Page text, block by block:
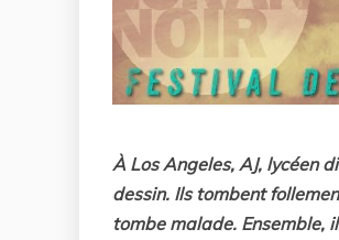
À Los Angeles, AJ, lycéen
dessin. Ils tombent
tombe malade. Ensemble,